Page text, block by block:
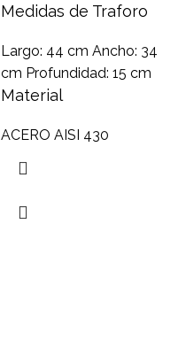
Medidas de Traforo
Largo: 44 cm Ancho: 34
cm Profundidad: 15 cm
Material
ACERO AISI 430